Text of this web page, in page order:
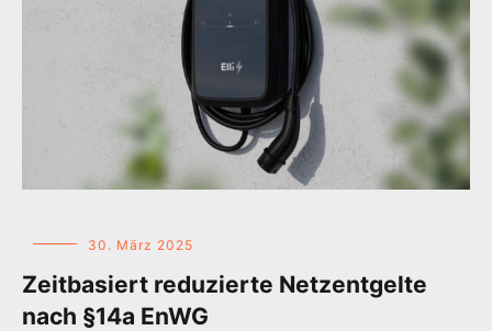
30. März 2025
Zeitbasiert reduzierte Netzentgelte
nach §14a EnWG